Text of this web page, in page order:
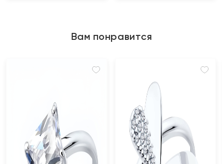
Вам понравится